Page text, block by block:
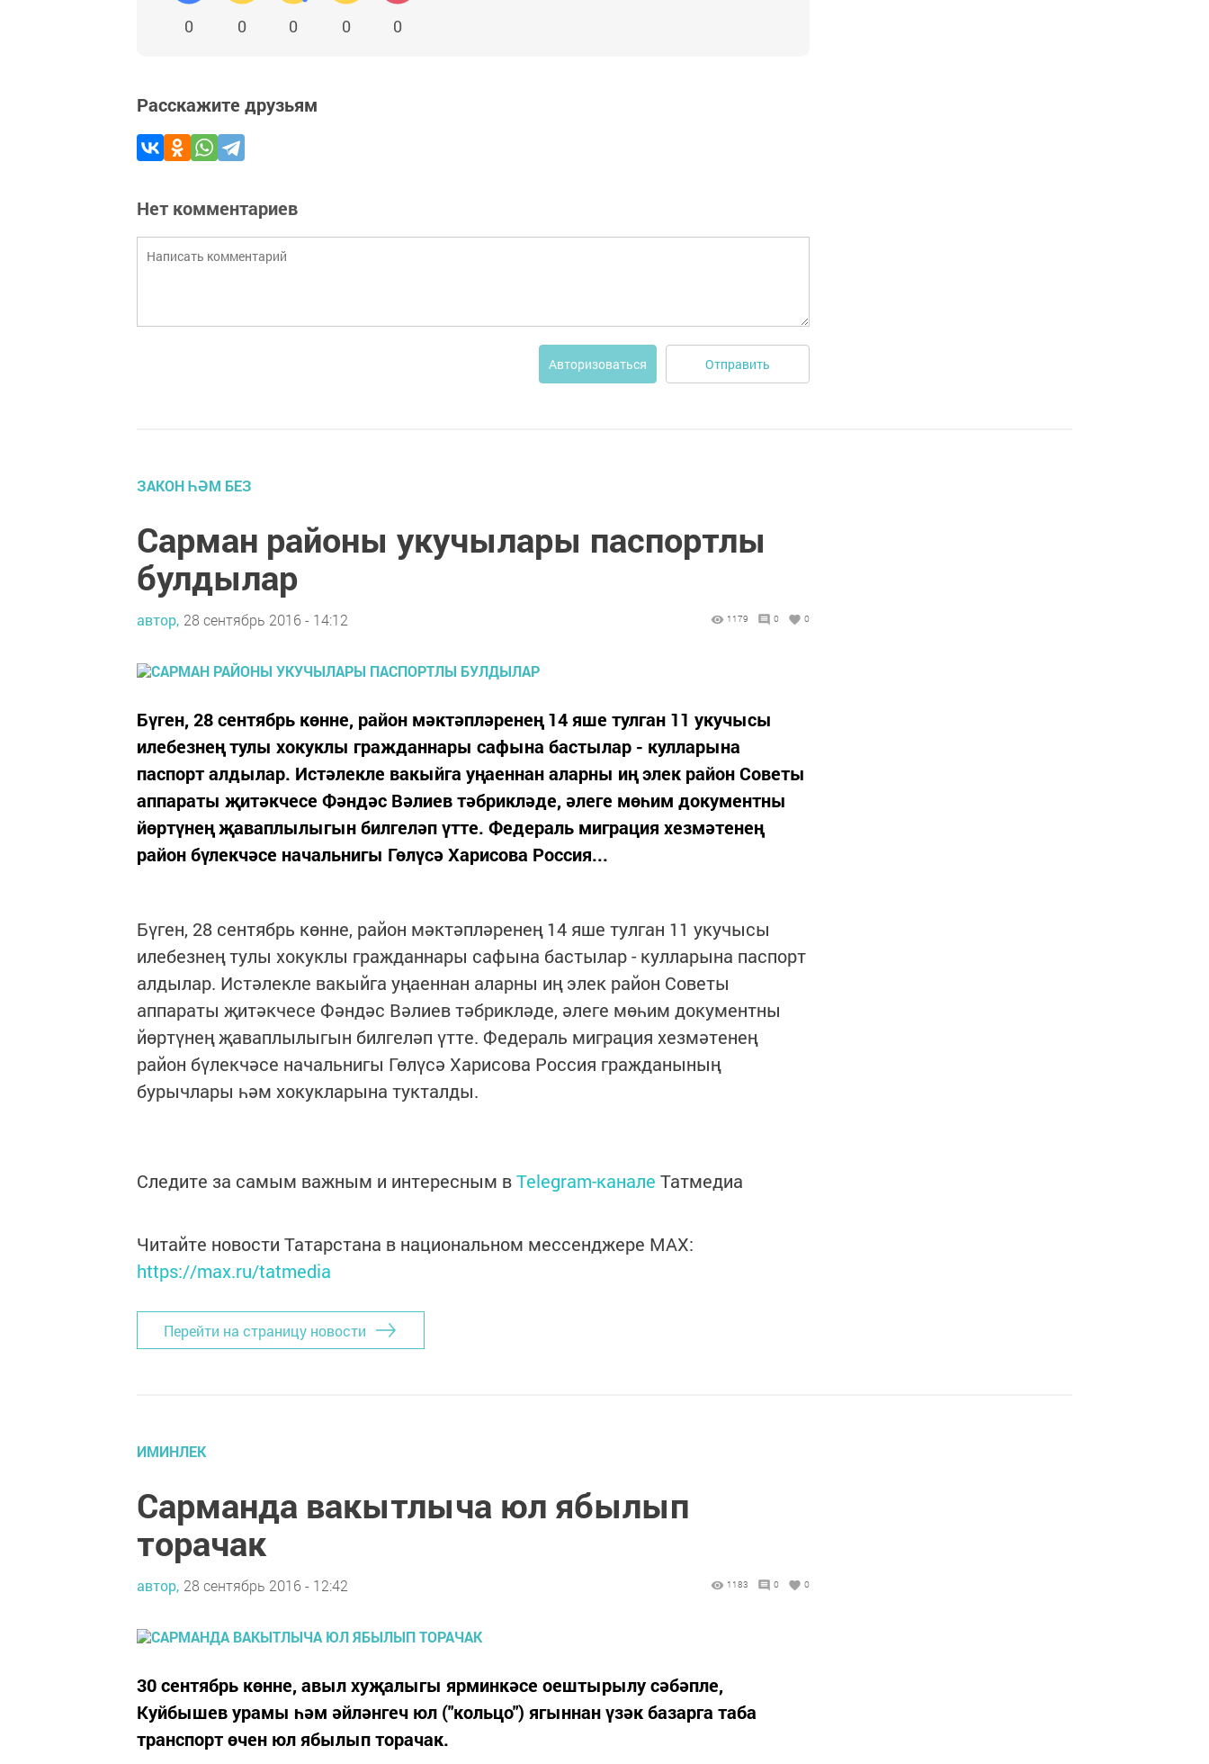
0 0 0 0 0
Расскажите друзьям
Нет комментариев
Авторизоваться Отправить
ЗАКОН ҺӘМ БЕЗ
Сарман районы укучылары паспортлы
булдылар
автор, 28 сентябрь 2016 - 14:12 1179 0 0
Бүген, 28 сентябрь көнне, район мәктәпләренең 14 яше тулган 11 укучысы
илебезнең тулы хокуклы гражданнары сафына бастылар - кулларына
паспорт алдылар. Истәлекле вакыйга уңаеннан аларны иң элек район Советы
аппараты җитәкчесе Фәндәс Вәлиев тәбрикләде, әлеге мөһим документны
йөртүнең җаваплылыгын билгеләп үтте. Федераль миграция хезмәтенең
район бүлекчәсе начальнигы Гөлүсә Харисова Россия...
Бүген, 28 сентябрь көнне, район мәктәпләренең 14 яше тулган 11 укучысы
илебезнең тулы хокуклы гражданнары сафына бастылар - кулларына паспорт
алдылар. Истәлекле вакыйга уңаеннан аларны иң элек район Советы
аппараты җитәкчесе Фәндәс Вәлиев тәбрикләде, әлеге мөһим документны
йөртүнең җаваплылыгын билгеләп үтте. Федераль миграция хезмәтенең
район бүлекчәсе начальнигы Гөлүсә Харисова Россия гражданының
бурычлары һәм хокукларына тукталды.
Следите за самым важным и интересным вTelegram-канале Татмедиа
Читайте новости Татарстана в национальном мессенджере MАХ:
https://max.ru/tatmedia
Перейти на страницу новости
ИМИНЛЕК
Сарманда вакытлыча юл ябылып
торачак
автор, 28 сентябрь 2016 - 12:42 1183 0 0
30 сентябрь көнне, авыл хуҗалыгы ярминкәсе оештырылу сәбәпле,
Куйбышев урамы һәм әйләнгеч юл ("кольцо") ягыннан үзәк базарга таба
транспорт өчен юл ябылып торачак.